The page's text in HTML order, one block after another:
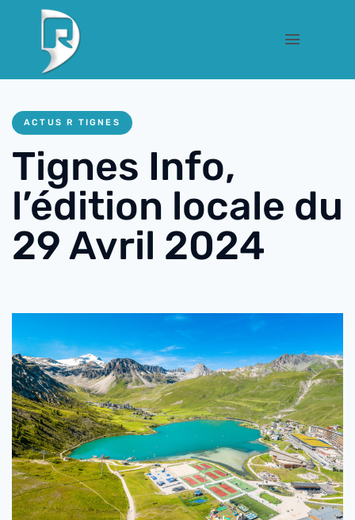
ACTUS R TIGNES
Tignes Info,
l’édition locale du
29 Avril 2024